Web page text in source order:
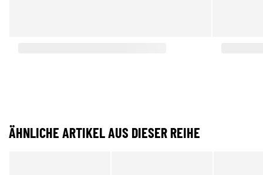
ÄHNLICHE ARTIKEL AUS DIESER REIHE